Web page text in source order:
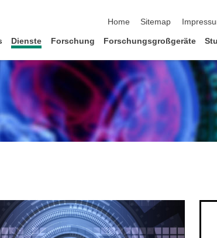
Home
Sitemap
Dienste Forschung Forschungsgroßgeräte